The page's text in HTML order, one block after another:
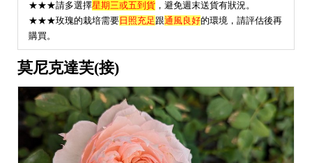
★★★請多選擇星期三或五到貨 ，避免週末送貨有狀況。
★★★玫瑰的栽培需要日照充足 跟通風良好的環境，請評估後再
購買。
莫尼克達芙(接)